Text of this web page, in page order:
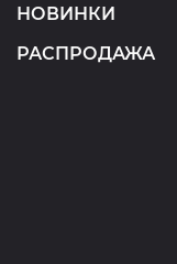
НОВИНКИ
РАСПРОДАЖА